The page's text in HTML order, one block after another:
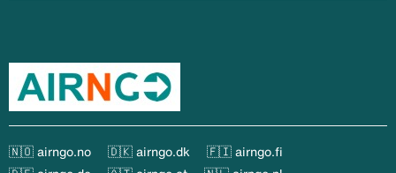
🇳🇴 airngo.no 🇩🇰 airngo.dk
🇫🇮 airngo.fi